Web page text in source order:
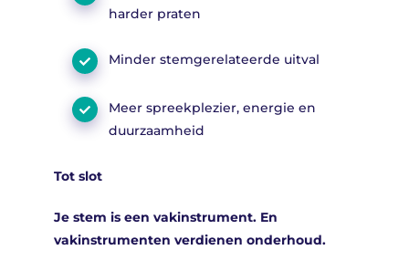
harder praten
Minder stemgerelateerde uitval
Meer spreekplezier, energie en
duurzaamheid
Tot slot
Je stem is een vakinstrument. En
vakinstrumenten verdienen onderhoud.